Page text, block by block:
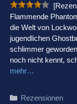
Flammende
die Welt von
jugendlichen
schlimmer
noch nicht kennt,
mehr…
Kategorien
Rezensionen